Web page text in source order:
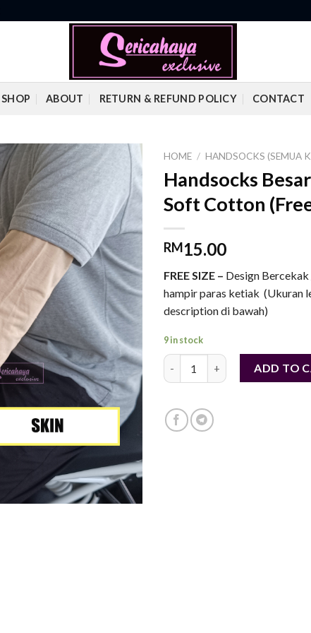
SHOP ABOUT RETURN & REFUND POLICY CONTACT
Add to
wishlist
HOME / HANDSOCKS (SEMUA
Handsocks
Soft Cotton
RM15.00
FREE SIZE – Design
hampir paras ketiak (Ukuran
description di bawah)
9 in stock
Handsocks Besar Berkualiti
ADD TO